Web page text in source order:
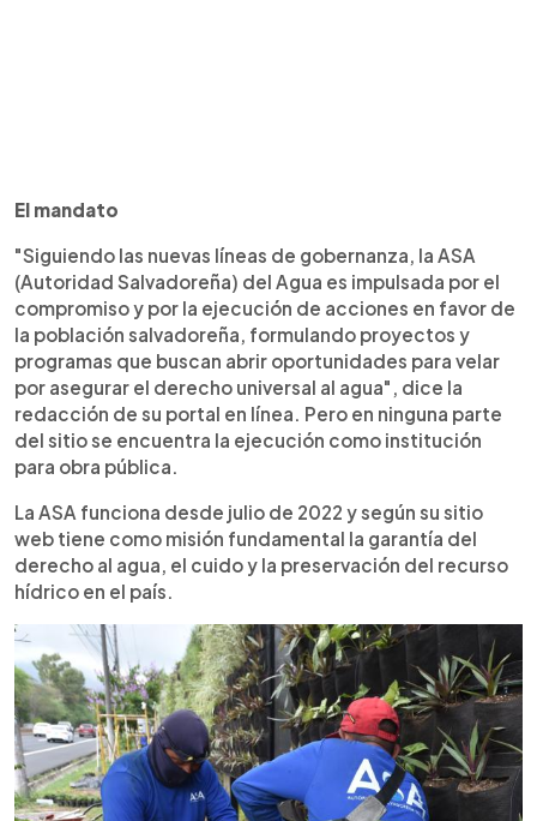
El mandato
"Siguiendo las nuevas líneas de gobernanza, la ASA
(Autoridad Salvadoreña) del Agua es impulsada por el
compromiso y por la ejecución de acciones en favor de
la población salvadoreña, formulando proyectos y
programas que buscan abrir oportunidades para velar
por asegurar el derecho universal al agua", dice la
redacción de su portal en línea. Pero en ninguna parte
del sitio se encuentra la ejecución como institución
para obra pública.
La ASA funciona desde julio de 2022 y según su sitio
web tiene como misión fundamental la garantía del
derecho al agua, el cuido y la preservación del recurso
hídrico en el país.